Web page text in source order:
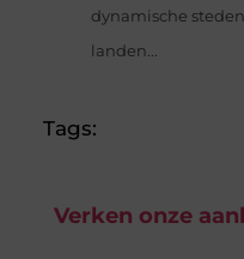
dynamische
landen...
Tags:
Verken onze